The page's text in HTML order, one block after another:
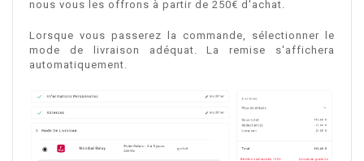
nous vous les offrons à partir de 250€ d'achat.
Lorsque vous passerez la commande, sélectionner le
mode de livraison adéquat. La remise s'affichera
automatiquement.